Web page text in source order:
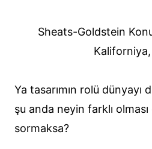
Sheats-Goldstein
Ya tasarımın rolü dünyayı
şu anda neyin farklı
sormaksa?